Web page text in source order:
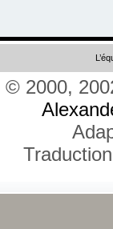
© 2000,